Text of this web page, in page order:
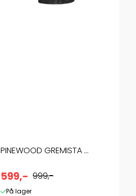
PINEWOOD GREMISTA ...
599,- 999,-
På lager